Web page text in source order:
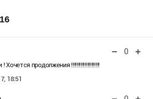
16
0
Хочется продолжения !!!!!!!!!!!!!!!!!!!!!
18:51